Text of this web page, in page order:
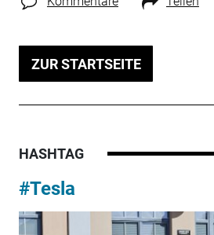
ZUR STARTSEITE
HASHTAG
#Tesla